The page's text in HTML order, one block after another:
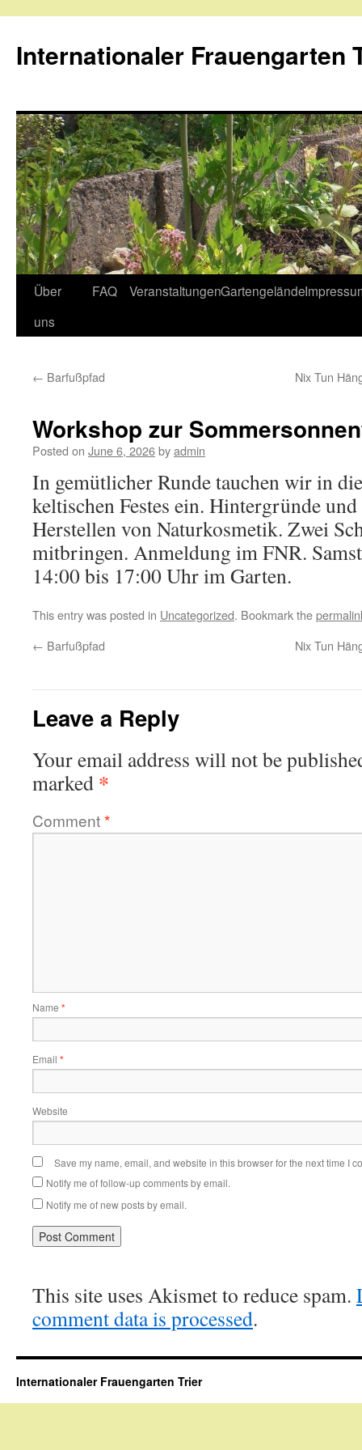
Internationaler Frauengarten
Skip
Über
uns
FAQ VeranstaltungenGartengelände
← Barfußpfad Nix Tun
Workshop zur
Posted on June 6, 2026byadmin
In gemütlicher Runde tauchen wir in
keltischen Festes ein. Hintergründe
Herstellen von Naturkosmetik. Zwei
mitbringen. Anmeldung im FNR.
14:00 bis 17:00 Uhr im Garten.
This entry was posted in Uncategorized. Bookmark the
← Barfußpfad Nix Tun
Leave a Reply
Your email address will not be
marked *
Comment*
Name *
Email *
Website
Save my name, email, and website in this browser for the next time I
Notify me of follow-up comments by email.
Notify me of new posts by email.
This site uses Akismet to reduce spam.
comment data is processed.
Internationaler Frauengarten Trier